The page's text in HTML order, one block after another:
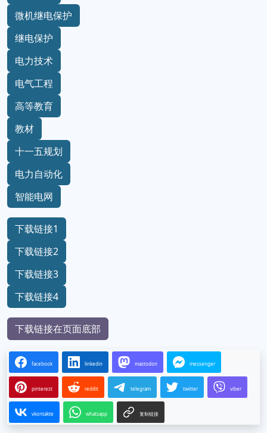
微机继电保护
继电保护
电力技术
电气工程
高等教育
教材
十一五规划
电力自动化
智能电网
下载链接1
下载链接2
下载链接3
下载链接4
下载链接在页面底部
facebook linkedin mastodon messenger
pinterest reddit telegram twitter viber
vkontakte whatsapp 复制链接